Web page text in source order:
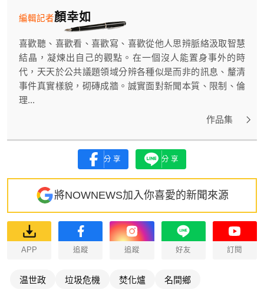
顏幸如
編輯記者
喜歡聽、喜歡看、喜歡寫、喜歡從他人思辨脈絡汲取智慧
結晶，凝煉出自己的觀點。在一個沒人能置身事外的時
代，天天於公共議題領域分辨各種似是而非的訊息、釐清
事件真實樣貌，砌磚成牆。誠實面對新聞本質、限制、倫
理...
作品集
分享 分享
將NOWNEWS加入你喜愛的新聞來源
APP 追蹤 追蹤 好友 訂閱
温世政 垃圾危機 焚化爐 名間鄉